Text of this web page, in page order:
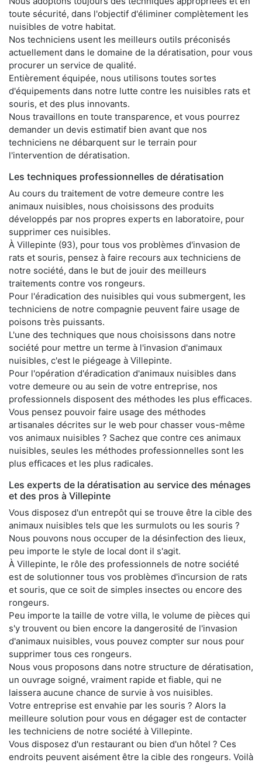
toute sécurité, dans l'objectif d'éliminer complètement les
nuisibles de votre habitat.
Nos techniciens usent les meilleurs outils préconisés
actuellement dans le domaine de la dératisation, pour vous
procurer un service de qualité.
Entièrement équipée, nous utilisons toutes sortes
d'équipements dans notre lutte contre les nuisibles rats et
souris, et des plus innovants.
Nous travaillons en toute transparence, et vous pourrez
demander un devis estimatif bien avant que nos
techniciens ne débarquent sur le terrain pour
l'intervention de dératisation.
Les techniques professionnelles de dératisation
Au cours du traitement de votre demeure contre les
animaux nuisibles, nous choisissons des produits
développés par nos propres experts en laboratoire, pour
supprimer ces nuisibles.
À Villepinte (93), pour tous vos problèmes d'invasion de
rats et souris, pensez à faire recours aux techniciens de
notre société, dans le but de jouir des meilleurs
traitements contre vos rongeurs.
Pour l'éradication des nuisibles qui vous submergent, les
techniciens de notre compagnie peuvent faire usage de
poisons très puissants.
L'une des techniques que nous choisissons dans notre
société pour mettre un terme à l'invasion d'animaux
nuisibles, c'est le piégeage à Villepinte.
Pour l'opération d'éradication d'animaux nuisibles dans
votre demeure ou au sein de votre entreprise, nos
professionnels disposent des méthodes les plus efficaces.
Vous pensez pouvoir faire usage des méthodes
artisanales décrites sur le web pour chasser vous-même
vos animaux nuisibles ? Sachez que contre ces animaux
nuisibles, seules les méthodes professionnelles sont les
plus efficaces et les plus radicales.
Les experts de la dératisation au service des ménages
et des pros à Villepinte
Vous disposez d'un entrepôt qui se trouve être la cible des
animaux nuisibles tels que les surmulots ou les souris ?
Nous pouvons nous occuper de la désinfection des lieux,
peu importe le style de local dont il s'agit.
À Villepinte, le rôle des professionnels de notre société
est de solutionner tous vos problèmes d'incursion de rats
et souris, que ce soit de simples insectes ou encore des
rongeurs.
Peu importe la taille de votre villa, le volume de pièces qui
s'y trouvent ou bien encore la dangerosité de l'invasion
d'animaux nuisibles, vous pouvez compter sur nous pour
supprimer tous ces rongeurs.
Nous vous proposons dans notre structure de dératisation,
un ouvrage soigné, vraiment rapide et fiable, qui ne
laissera aucune chance de survie à vos nuisibles.
Votre entreprise est envahie par les souris ? Alors la
meilleure solution pour vous en dégager est de contacter
les techniciens de notre société à Villepinte.
Vous disposez d'un restaurant ou bien d'un hôtel ? Ces
endroits peuvent aisément être la cible des rongeurs. Voilà